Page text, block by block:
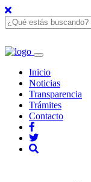
Inicio
Noticias
Transparencia
Trámites
Contacto